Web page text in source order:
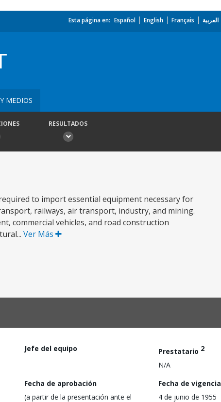
Esta página en: Español English Français العربية
MEDIOS
RESULTADOS
to import essential equipment necessary for
railways, air transport, industry, and mining.
commercial vehicles, and road construction
Ver Más
Jefe del equipo Prestatario 2
N/A
Fecha de aprobación
(a partir de la presentación ante el
Fecha de vigencia
4 de junio de 1955